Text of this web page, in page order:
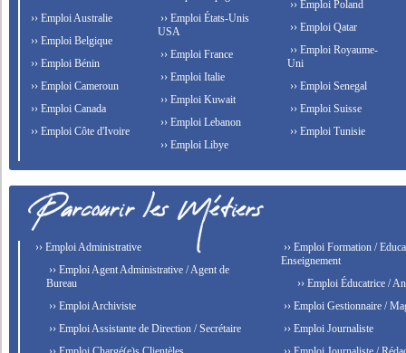
›› Emploi Australie
›› Emploi Belgique
›› Emploi Bénin
›› Emploi Cameroun
›› Emploi Canada
›› Emploi Côte d'Ivoire
›› Emploi États-Unis
USA
›› Emploi France
›› Emploi Italie
›› Emploi Kuwait
›› Emploi Lebanon
›› Emploi Libye
›› Emploi Poland
›› Emploi Qatar
›› Emploi Royaume-
Uni
›› Emploi Senegal
›› Emploi Suisse
›› Emploi Tunisie
›› Emploi Administrative
›› Emploi Agent Administrative / Agent de
Bureau
›› Emploi Archiviste
›› Emploi Assistante de Direction / Secrétaire
›› Emploi Formation /
Enseignement
›› Emploi Éducatrice /
›› Emploi Gestionnaire /
›› Emploi Journaliste